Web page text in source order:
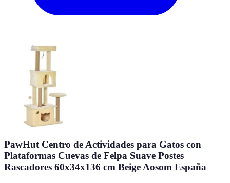
PawHut Centro de Actividades para Gatos con
Plataformas Cuevas de Felpa Suave Postes
Rascadores 60x34x136 cm Beige Aosom España